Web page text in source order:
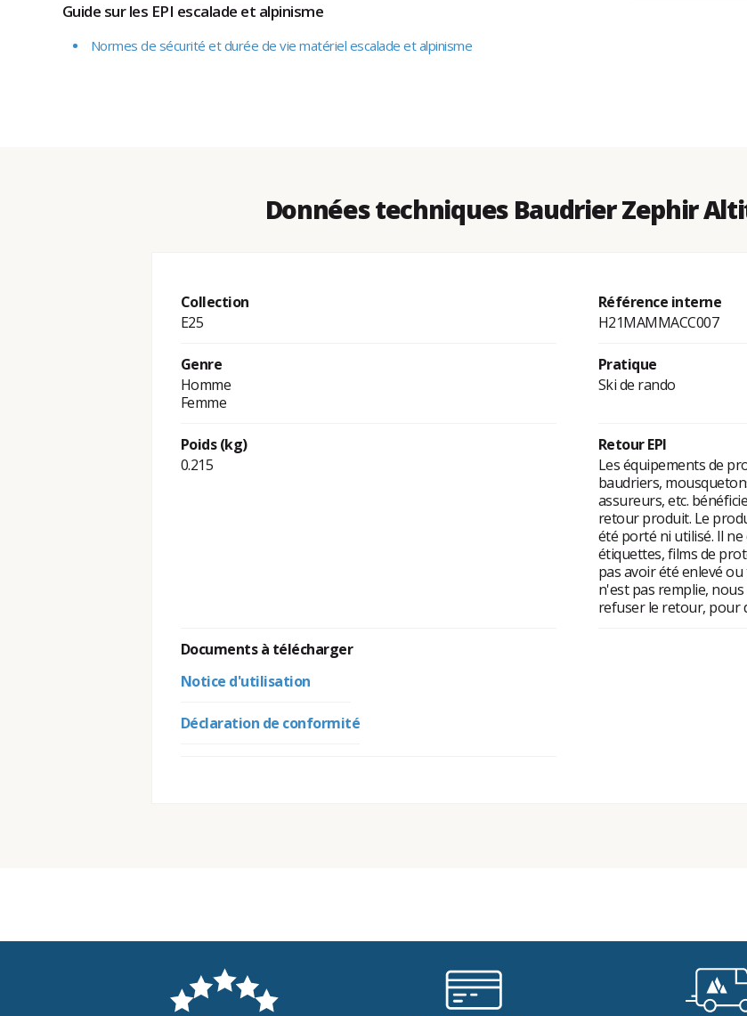
Guide sur les EPI escalade et alpinisme
Normes de sécurité et durée de vie matériel escalade et alpinisme
Données techniques Baudrier Zephir
Collection
E25
Référence interne
H21MAMMACC007
Genre
Homme
Femme
Pratique
Ski de rando
Poids (kg)
0.215
Retour EPI
Les équipements de
baudriers,
assureurs, etc.
retour produit. Le
été porté ni utilisé. Il
étiquettes, films de
pas avoir été enlevé
n'est pas remplie,
refuser le retour, pour
Documents à télécharger
Notice d'utilisation
Déclaration de conformité